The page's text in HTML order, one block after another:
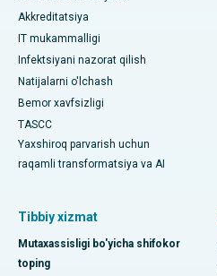
Akkreditatsiya
IT mukammalligi
Infektsiyani nazorat qilish
Natijalarni o'lchash
Bemor xavfsizligi
TASCC
Yaxshiroq parvarish uchun
raqamli transformatsiya va AI
Tibbiy xizmat
Mutaxassisligi bo'yicha shifokor
toping